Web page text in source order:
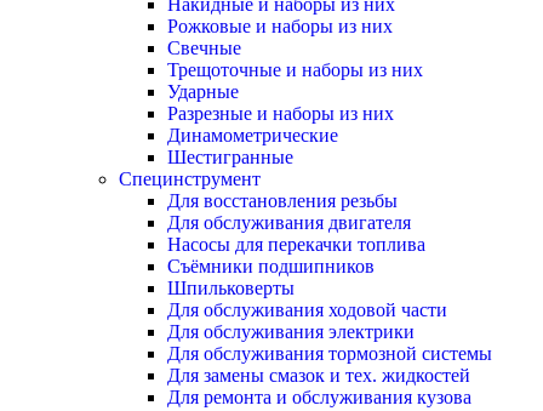
Накидные и наборы из них
Рожковые и наборы из них
Свечные
Трещоточные и наборы из них
Ударные
Разрезные и наборы из них
Динамометрические
Шестигранные
Специнструмент
Для восстановления резьбы
Для обслуживания двигателя
Насосы для перекачки топлива
Съёмники подшипников
Шпильковерты
Для обслуживания ходовой части
Для обслуживания электрики
Для обслуживания тормозной системы
Для замены смазок и тех. жидкостей
Для ремонта и обслуживания кузова